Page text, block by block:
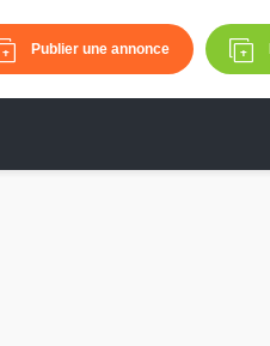
Publier une annonce